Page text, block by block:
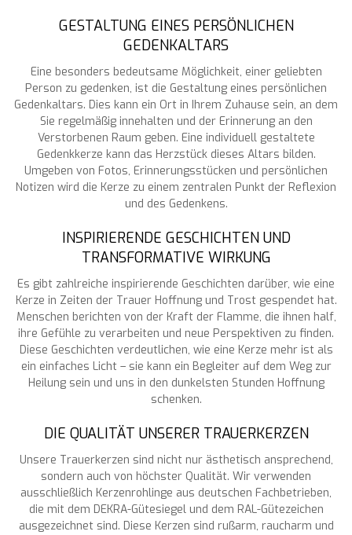
GESTALTUNG EINES PERSÖNLICHEN
GEDENKALTARS
Eine besonders bedeutsame Möglichkeit, einer geliebten
Person zu gedenken, ist die Gestaltung eines persönlichen
Gedenkaltars. Dies kann ein Ort in Ihrem Zuhause sein, an dem
Sie regelmäßig innehalten und der Erinnerung an den
Verstorbenen Raum geben. Eine individuell gestaltete
Gedenkkerze kann das Herzstück dieses Altars bilden.
Umgeben von Fotos, Erinnerungsstücken und persönlichen
Notizen wird die Kerze zu einem zentralen Punkt der Reflexion
und des Gedenkens.
INSPIRIERENDE GESCHICHTEN UND
TRANSFORMATIVE WIRKUNG
Es gibt zahlreiche inspirierende Geschichten darüber, wie eine
Kerze in Zeiten der Trauer Hoffnung und Trost gespendet hat.
Menschen berichten von der Kraft der Flamme, die ihnen half,
ihre Gefühle zu verarbeiten und neue Perspektiven zu finden.
Diese Geschichten verdeutlichen, wie eine Kerze mehr ist als
ein einfaches Licht – sie kann ein Begleiter auf dem Weg zur
Heilung sein und uns in den dunkelsten Stunden Hoffnung
schenken.
DIE QUALITÄT UNSERER TRAUERKERZEN
Unsere Trauerkerzen sind nicht nur ästhetisch ansprechend,
sondern auch von höchster Qualität. Wir verwenden
ausschließlich Kerzenrohlinge aus deutschen Fachbetrieben,
die mit dem DEKRA-Gütesiegel und dem RAL-Gütezeichen
ausgezeichnet sind. Diese Kerzen sind rußarm, raucharm und